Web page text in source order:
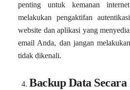
penting untuk kemanan
melakukan pengaktifan
website dan aplikasi yang
email Anda, dan jangan
tidak dikenali.
Backup Data